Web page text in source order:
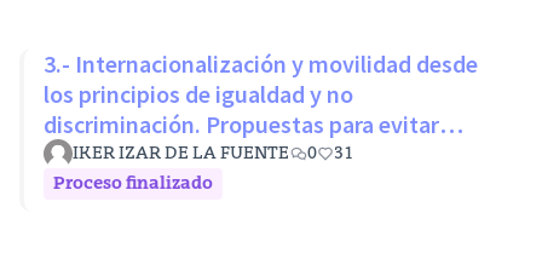
3.- Internacionalización y movilidad desde
los principios de igualdad y no
discriminación. Propuestas para evitar
desigualdades estructurales
IKER IZAR DE LA FUENTE 0
31
Proceso finalizado